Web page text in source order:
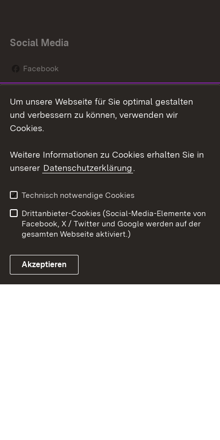
Social Media
Facebook
Social Wall
Youtube
Link zum Landesportal
Kontakt
Datenschutz
Barrierefreiheit
Impressum Cookies
Um unsere Webseite für Sie optimal gestalten
und verbessern zu können, verwenden wir
Cookies.
Weitere Informationen zu Cookies erhalten Sie in
unserer Datenschutzerklärung.
Technisch notwendige Cookies
Drittanbieter-Cookies (Social-Media-Elemente von
Facebook, X / Twitter und Google werden auf der
gesamten Webseite aktiviert.)
Akzeptieren